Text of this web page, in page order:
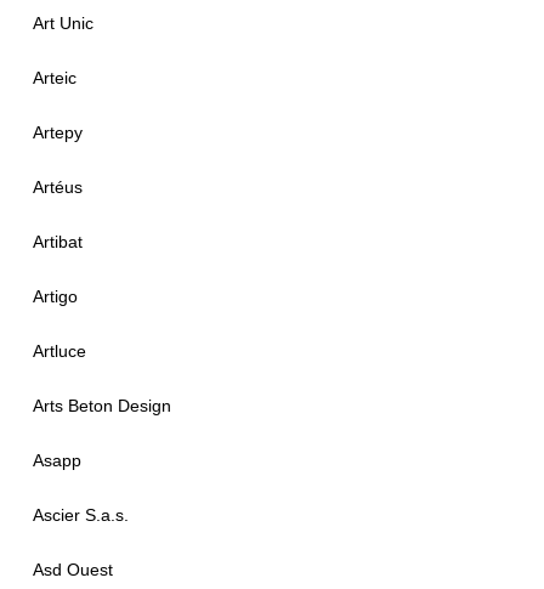
Art Unic
Arteic
Artepy
Artéus
Artibat
Artigo
Artluce
Arts Beton Design
Asapp
Ascier S.a.s.
Asd Ouest